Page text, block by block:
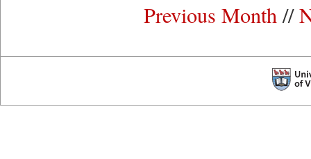
Previous Month//